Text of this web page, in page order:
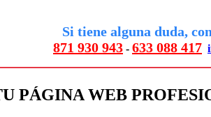
Si tiene alguna duda,
871 930 943 - 633 088 417
PÁGINA WEB